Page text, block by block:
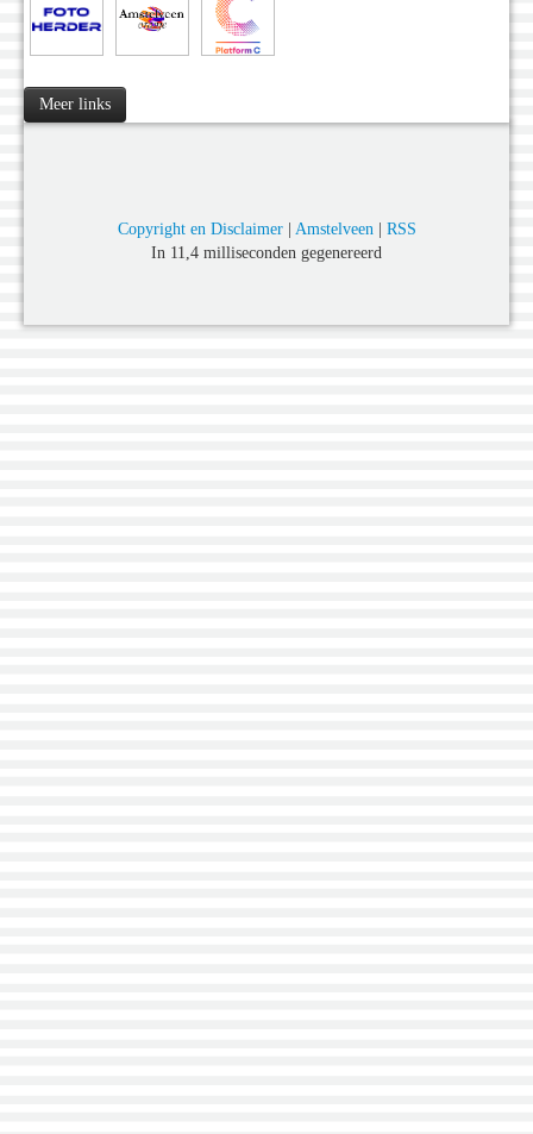
Meer links
Copyright en Disclaimer| Amstelveen| RSS
In 11,4 milliseconden gegenereerd